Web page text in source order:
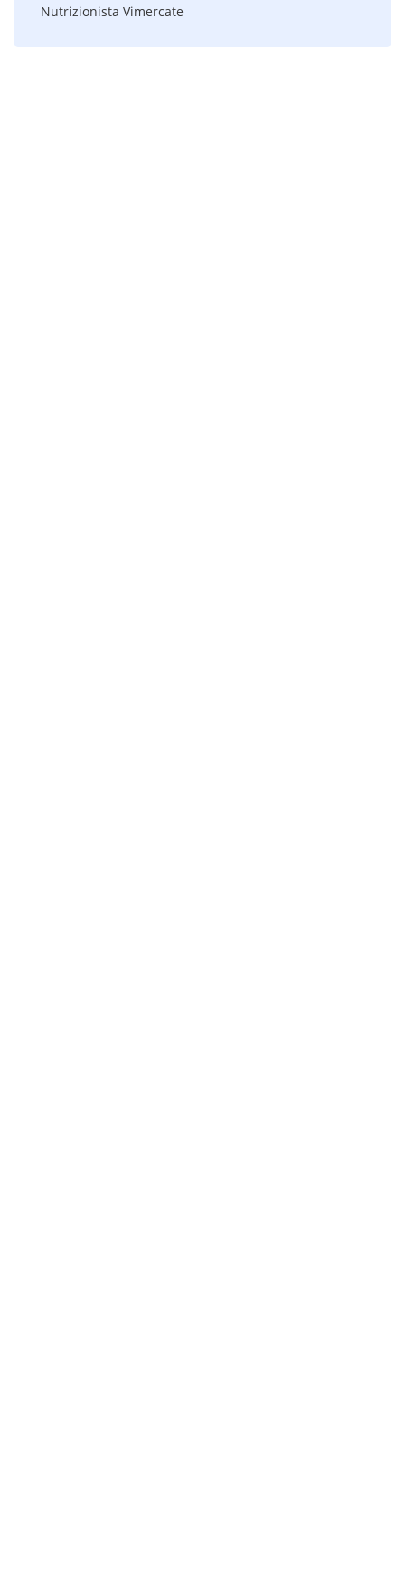
Nutrizionista Vimercate